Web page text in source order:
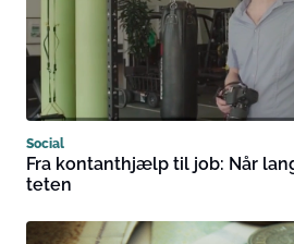
Social
Fra kontanthjælp til job: Når
teten